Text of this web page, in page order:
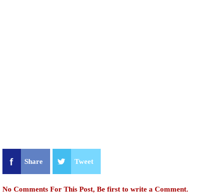
Share Tweet
No Comments For This Post, Be first to write a Comment.